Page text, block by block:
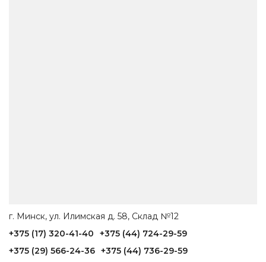
г. Минск, ул. Илимская д. 58, Склад №12
+375 (17) 320-41-40
+375 (44) 724-29-59
+375 (29) 566-24-36 +375 (44) 736-29-59